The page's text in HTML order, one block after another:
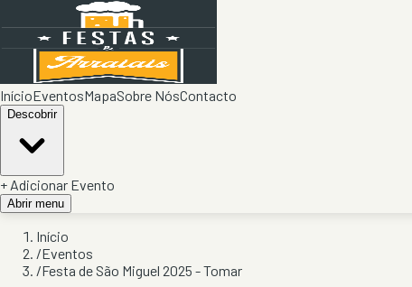
InícioEventosMapaSobre NósContacto
Descobrir
+ Adicionar Evento
Abrir menu
Início
/Eventos
/Festa de São Miguel 2025 - Tomar